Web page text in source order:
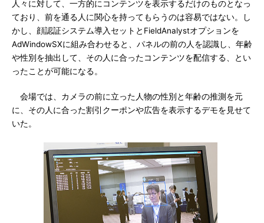
人々に対して、一方的にコンテンツを表示するだけのものとなっ
ており、前を通る人に関心を持ってもらうのは容易ではない。し
かし、顔認証システム導入セットとFieldAnalystオプションを
AdWindowSXに組み合わせると、パネルの前の人を認識し、年齢
や性別を抽出して、その人に合ったコンテンツを配信する、とい
ったことが可能になる。
会場では、カメラの前に立った人物の性別と年齢の推測を元
に、その人に合った割引クーポンや広告を表示するデモを見せて
いた。